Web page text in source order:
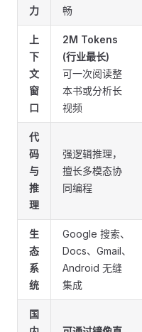
力
畅
上
下
文
窗
口
2M Tokens
(行业最长)
可一次阅读整
本书或分析长
视频
代
码
与
推
理
强逻辑推理，
擅长多模态协
同编程
生
态
系
统
Google 搜索、
Docs、Gmail、
Android 无缝
集成
国